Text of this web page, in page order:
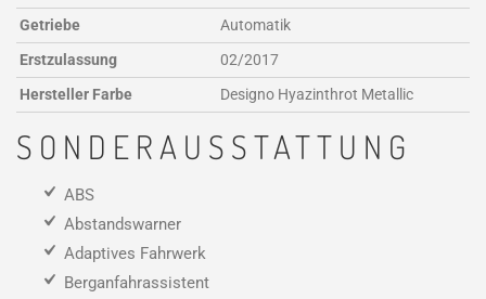
Getriebe
Automatik
Erstzulassung
02/2017
Hersteller Farbe
Designo Hyazinthrot Metallic
SONDERAUSSTATTUNG
ABS
Abstandswarner
Adaptives Fahrwerk
Berganfahrassistent